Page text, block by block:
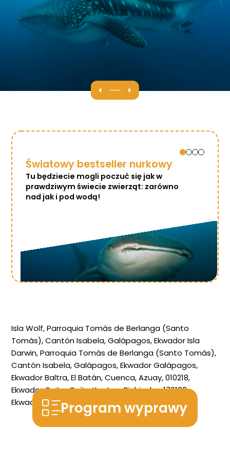
Światowy bestseller nurkowy
Tu będziecie mogli poczuć się jak w
prawdziwym świecie zwierząt: zarówno
nad jak i pod wodą!
Isla Wolf, Parroquia Tomás de Berlanga (Santo
Tomás), Cantón Isabela, Galápagos, EkwadorIsla
Darwin, Parroquia Tomás de Berlanga (Santo Tomás),
Cantón Isabela, Galápagos, EkwadorGalápagos,
EkwadorBaltra, El Batán, Cuenca, Azuay, 010218,
EkwadorQuito, Quito Kanton, Pichincha, 170130,
Ekwador
Program wyprawy